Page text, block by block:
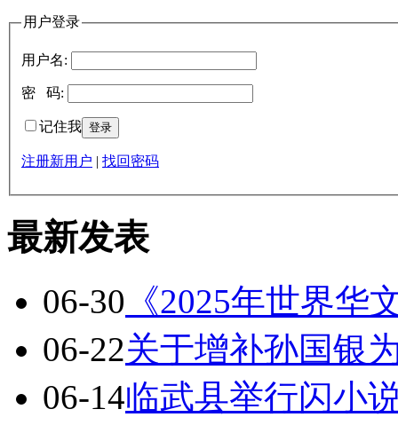
用户登录
用户名:
密 码:
记住我
注册新用户 | 找回密码
最新发表
06-30 《2025年世界华
06-22关于增补孙国银
06-14临武县举行闪小